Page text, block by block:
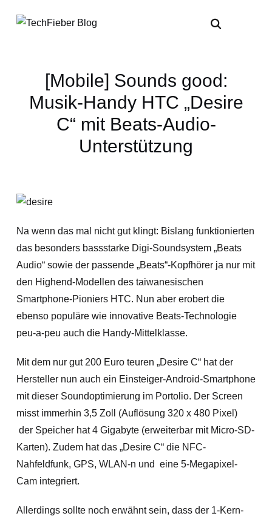
[Mobile] Sounds good:
Musik-Handy HTC „Desire
C“ mit Beats-Audio-
Unterstützung
Na wenn das mal nicht gut klingt: Bislang funktionierten
das besonders bassstarke Digi-Soundsystem „Beats
Audio“ sowie der passende „Beats“-Kopfhörer ja nur mit
den Highend-Modellen des taiwanesischen
Smartphone-Pioniers HTC. Nun aber erobert die
ebenso populäre wie innovative Beats-Technologie
peu-a-peu auch die Handy-Mittelklasse.
Mit dem nur gut 200 Euro teuren „Desire C“ hat der
Hersteller nun auch ein Einsteiger-Android-Smartphone
mit dieser Soundoptimierung im Portolio. Der Screen
misst immerhin 3,5 Zoll (Auflösung 320 x 480 Pixel)
der Speicher hat 4 Gigabyte (erweiterbar mit Micro-SD-
Karten). Zudem hat das „Desire C“ die NFC-
Nahfeldfunk, GPS, WLAN-n und eine 5-Megapixel-
Cam integriert.
Allerdings sollte noch erwähnt sein, dass der 1-Kern-